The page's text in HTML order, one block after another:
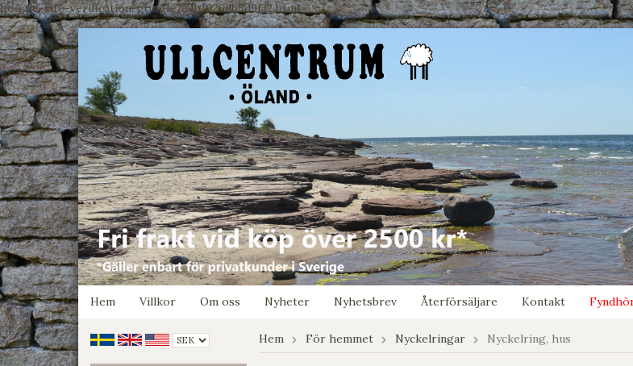
google-site-verification: google7e4b1026db5d9f32.html
Hem
Villkor Om oss Nyheter Nyhetsbrev Återförsäljare Kontakt
Hem För hemmet Nyckelringar Nyckelring, hus